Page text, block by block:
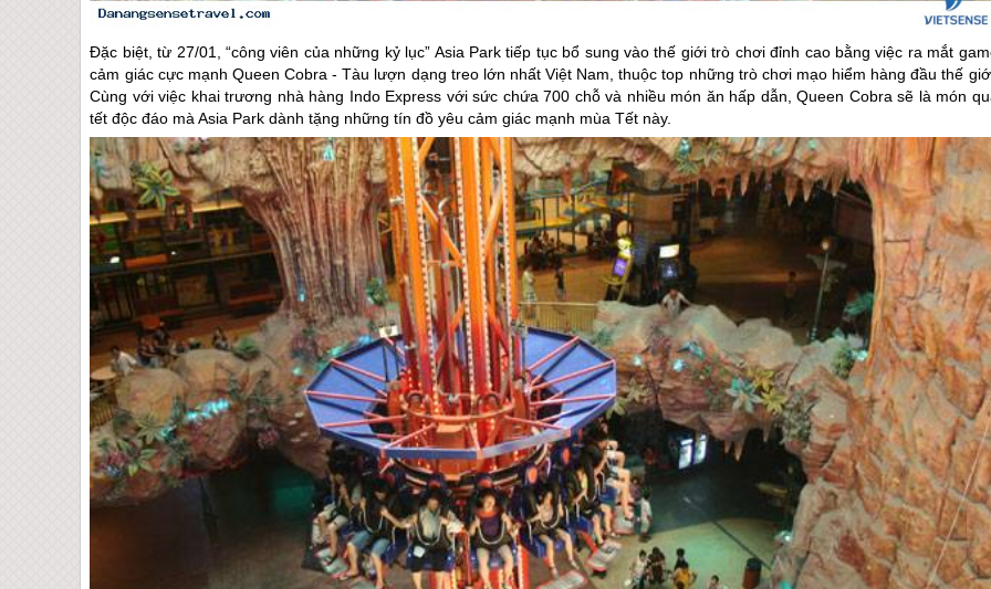
Đặc biệt, từ 27/01, “công viên của những kỷ lục” Asia Park tiếp tục bổ sung vào thế giới trò chơi đỉnh cao bằng việc ra mắt
cảm giác cực mạnh Queen Cobra - Tàu lượn dạng treo lớn nhất Việt Nam, thuộc top những trò chơi mạo hiểm hàng đầu thế
Cùng với việc khai trương nhà hàng Indo Express với sức chứa 700 chỗ và nhiều món ăn hấp dẫn, Queen Cobra sẽ là món
tết độc đáo mà Asia Park dành tặng những tín đồ yêu cảm giác mạnh mùa Tết này.